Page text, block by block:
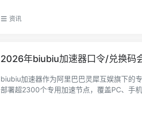
资讯
2026年biubiu加速器口令/兑换码
biubiu加速器作为阿里巴巴灵犀互娱旗下的
部署超2300个专用加速节点，覆盖PC、手